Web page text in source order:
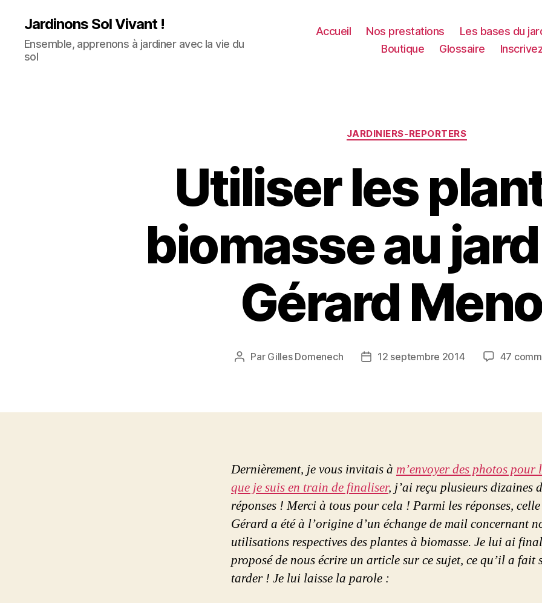
Jardinons Sol Vivant !
Ensemble, apprenons à jardiner avec la vie du
sol
Accueil Nos prestations Les bases du
Boutique
Glossaire
Catégories
JARDINIERS-REPORTERS
Utiliser les
biomasse au
Gérard
Auteur
Par Gilles Domenech
Date12 septembre 2014 47
Dernièrement, je vous invitais à m’envoyer des photos pour
que je suis en train de finaliser, j’ai reçu plusieurs dizaines
réponses ! Merci à tous pour cela ! Parmi les réponses,
Gérard a été à l’origine d’un échange de mail concernant
utilisations respectives des plantes à biomasse. Je lui ai
proposé de nous écrire un article sur ce sujet, ce qu’il a fait
tarder ! Je lui laisse la parole :